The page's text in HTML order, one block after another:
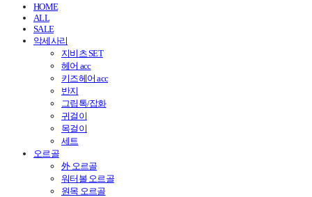
HOME
ALL
SALE
악세사리
지비츠 SET
헤어 acc
키즈헤어 acc
반지
그립톡/잡화
귀걸이
목걸이
세트
오르골
外 오르골
워터볼 오르골
원목 오르골